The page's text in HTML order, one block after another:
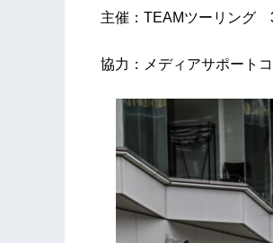
主催：TEAMツーリング
協力：メディアサポート